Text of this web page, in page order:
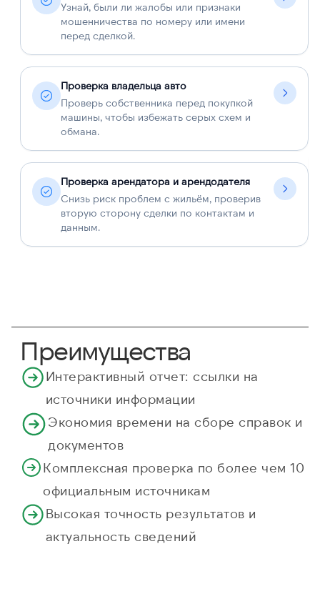
Узнай, были ли жалобы или признаки
мошенничества по номеру или имени
перед сделкой.
Проверка владельца авто
Проверь собственника перед покупкой
машины, чтобы избежать серых схем и
обмана.
Проверка арендатора и арендодателя
Снизь риск проблем с жильём, проверив
вторую сторону сделки по контактам и
данным.
Преимущества
Интерактивный отчет: ссылки на
источники информации
Экономия времени на сборе справок и
документов
Комплексная проверка по более чем 10
официальным источникам
Высокая точность результатов и
актуальность сведений